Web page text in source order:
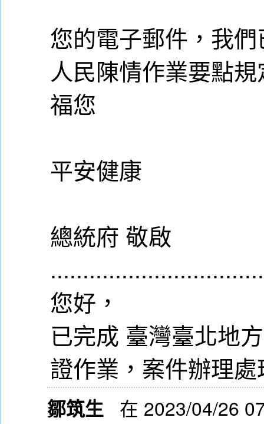
您的電子郵件，我
人民陳情作業要點
福您
平安健康
總統府 敬啟
您好，
已完成 臺灣臺北地
證作業，案件辦理
鄒筑生 在 2023/04/26